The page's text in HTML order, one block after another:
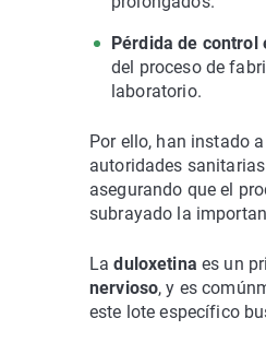
Pérdida de
del proceso de
laboratorio.
Por ello, han instado a
autoridades
asegurando que el
subrayado la
Laduloxetina es un
nervioso, y es
este lote específico